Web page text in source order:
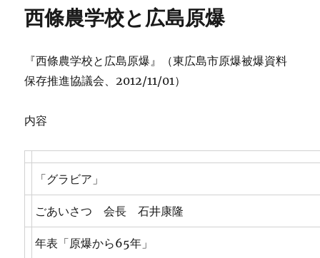
西條農学校と広島原爆
『西條農学校と広島原爆』（東広島市原爆被爆資料
保存推進協議会、2012/11/01）
内容
「グラビア」
ごあいさつ 会長 石井康隆
年表「原爆から65年」